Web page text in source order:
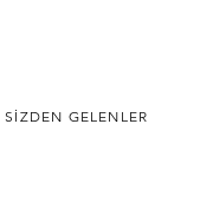
SİZDEN GELENLER